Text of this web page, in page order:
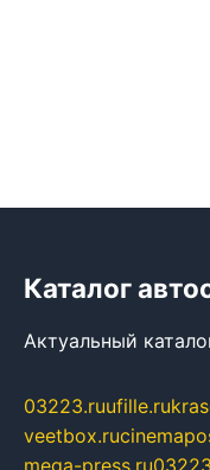
Каталог
Актуальный
03223.ruufille.ru
veetbox.ru